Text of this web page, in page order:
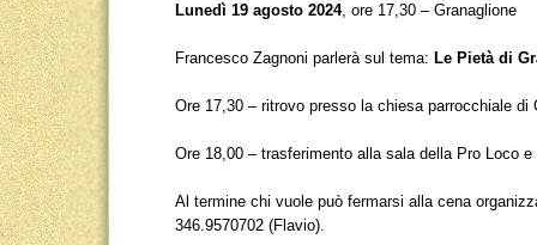
Lunedì 19 agosto 2024, ore 17,30 – Granaglione
Francesco Zagnoni parlerà sul tema: Le Pietà di
Ore 17,30 – ritrovo presso la chiesa parrocchiale di
Ore 18,00 – trasferimento alla sala della Pro Loco
Al termine chi vuole può fermarsi alla cena
346.9570702 (Flavio).